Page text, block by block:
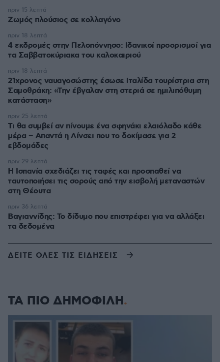
Ζωμός πλούσιος σε κολλαγόνο
πριν 15 λεπτά
4 εκδρομές στην Πελοπόννησο: Ιδανικοί προορισμοί για
τα Σαββατοκύριακα του καλοκαιριού
πριν 18 λεπτά
21χρονος ναυαγοσώστης έσωσε Ιταλίδα τουρίστρια στη
Σαμοθράκη: «Την έβγαλαν στη στεριά σε ημιλιπόθυμη
κατάσταση»
πριν 18 λεπτά
Τι θα συμβεί αν πίνουμε ένα σφηνάκι ελαιόλαδο κάθε
μέρα – Απαντά η Λίνσει που το δοκίμασε για 2
εβδομάδες
πριν 25 λεπτά
Η Ισπανία σχεδιάζει τις ταφές και προσπαθεί να
ταυτοποιήσει τις σορούς από την εισβολή μεταναστών
στη Θέουτα
πριν 29 λεπτά
Βαγιαννίδης: Το δίδυμο που επιστρέφει για να αλλάξει
τα δεδομένα
πριν 36 λεπτά
ΔΕΙΤΕ ΟΛΕΣ ΤΙΣ ΕΙΔΗΣΕΙΣ
ΤΑ ΠΙΟ ΔΗΜΟΦΙΛΗ